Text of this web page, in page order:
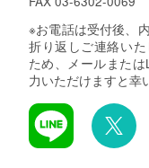
※お電話は受付後、
折り返しご連絡い
ため、メールまた
力いただけますと幸